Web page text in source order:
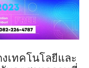
เทคโนโลยีและ